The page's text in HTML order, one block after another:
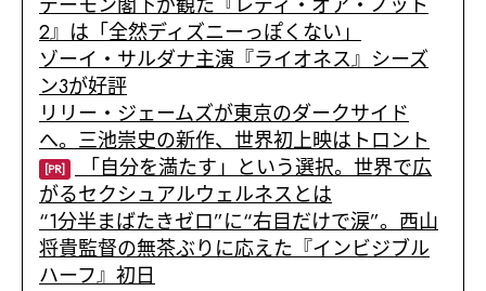
2』は「全然ディズニーっぽくない」
ゾーイ・サルダナ主演『ライオネス』シーズ
ン3が好評
リリー・ジェームズが東京のダークサイド
へ。三池崇史の新作、世界初上映はトロント
[PR]
「自分を満たす」という選択。世界で広
がるセクシュアルウェルネスとは
“1分半まばたきゼロ”に“右目だけで涙”。西山
将貴監督の無茶ぶりに応えた『インビジブル
ハーフ』初日